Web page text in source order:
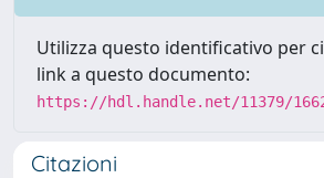
Utilizza questo identificativo per
link a questo documento:
https://hdl.handle.net/11379/
Citazioni